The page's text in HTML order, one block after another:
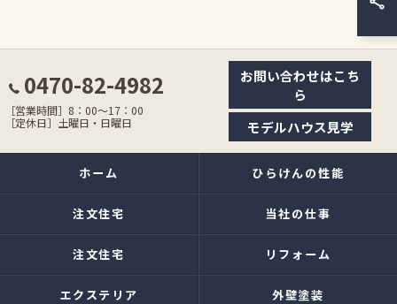
0470-82-4982
［営業時間］8：00〜17：00
［定休日］土曜日・日曜日
お問い合わせはこち
ら
モデルハウス見学
ホーム ひらけんの性能
注文住宅 当社の仕事
注文住宅 リフォーム
エクステリア 外壁塗装